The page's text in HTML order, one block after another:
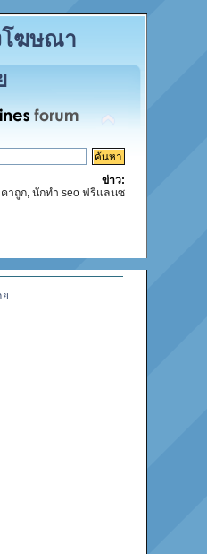
โฆษณา
ข่าว:
าถูก, นักทำ seo ฟรีแลนซ